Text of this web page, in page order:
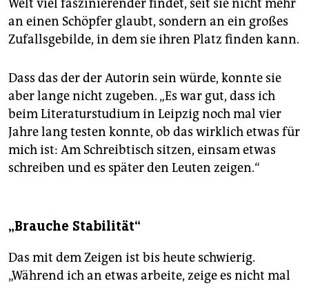
Welt viel faszinierender findet, seit sie nicht mehr
an einen Schöpfer glaubt, sondern an ein großes
Zufallsgebilde, in dem sie ihren Platz finden kann.
Dass das der der Autorin sein würde, konnte sie
aber lange nicht zugeben. „Es war gut, dass ich
beim Literaturstudium in Leipzig noch mal vier
Jahre lang testen konnte, ob das wirklich etwas für
mich ist: Am Schreibtisch sitzen, einsam etwas
schreiben und es später den Leuten zeigen.“
„Brauche Stabilität“
Das mit dem Zeigen ist bis heute schwierig.
„Während ich an etwas arbeite, zeige es nicht mal